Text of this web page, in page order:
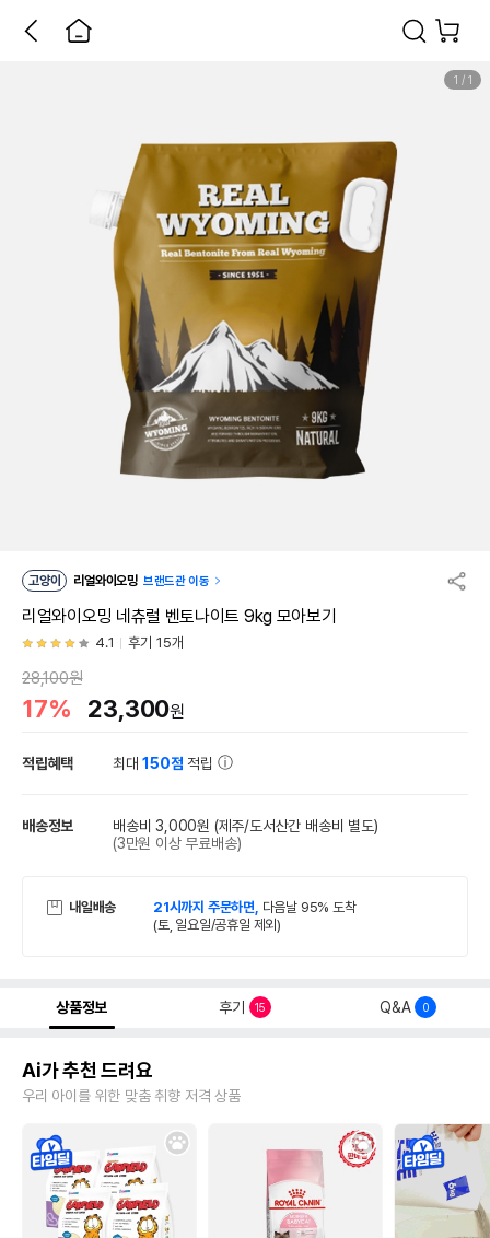
1 / 1
고양이 리얼와이오밍 브랜드관 이동
리얼와이오밍 네츄럴 벤토나이트 9kg 모아보기
4.1 후기 15개
28,100원
17% 23,300원
적립혜택 최대150점 적립
배송정보 배송비 3,000원 (제주/도서산간 배송비 별도)
(3만원 이상 무료배송)
내일배송 21시까지 주문하면, 다음날 95% 도착
(토, 일요일/공휴일 제외)
상품정보 후기 15 Q&A 0
Ai가 추천 드려요
우리 아이를 위한 맞춤 취향 저격 상품